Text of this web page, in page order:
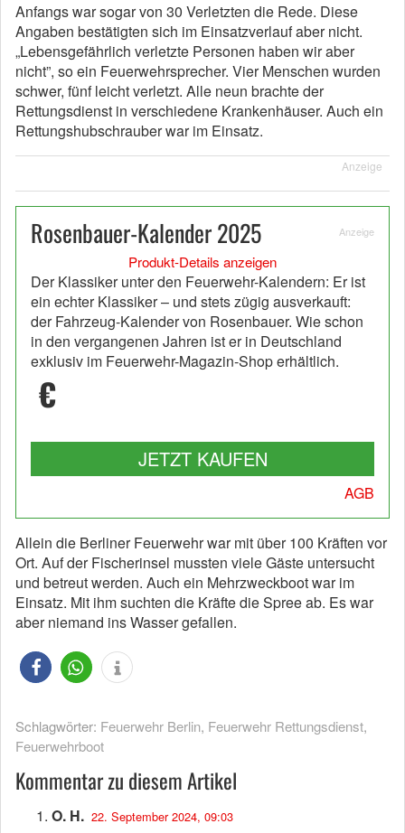
Anfangs war sogar von 30 Verletzten die Rede. Diese
Angaben bestätigten sich im Einsatzverlauf aber nicht.
„Lebensgefährlich verletzte Personen haben wir aber
nicht”, so ein Feuerwehrsprecher. Vier Menschen wurden
schwer, fünf leicht verletzt. Alle neun brachte der
Rettungsdienst in verschiedene Krankenhäuser. Auch ein
Rettungshubschrauber war im Einsatz.
Anzeige
Rosenbauer-Kalender 2025 Anzeige
Produkt-Details anzeigen
Der Klassiker unter den Feuerwehr-Kalendern: Er ist
ein echter Klassiker – und stets zügig ausverkauft:
der Fahrzeug-Kalender von Rosenbauer. Wie schon
in den vergangenen Jahren ist er in Deutschland
exklusiv im Feuerwehr-Magazin-Shop erhältlich.
€
JETZT KAUFEN
AGB
Allein die Berliner Feuerwehr war mit über 100 Kräften vor
Ort. Auf der Fischerinsel mussten viele Gäste untersucht
und betreut werden. Auch ein Mehrzweckboot war im
Einsatz. Mit ihm suchten die Kräfte die Spree ab. Es war
aber niemand ins Wasser gefallen.
Schlagwörter: Feuerwehr Berlin, Feuerwehr Rettungsdienst,
Feuerwehrboot
Kommentar zu diesem Artikel
O. H. 22. September 2024, 09:03